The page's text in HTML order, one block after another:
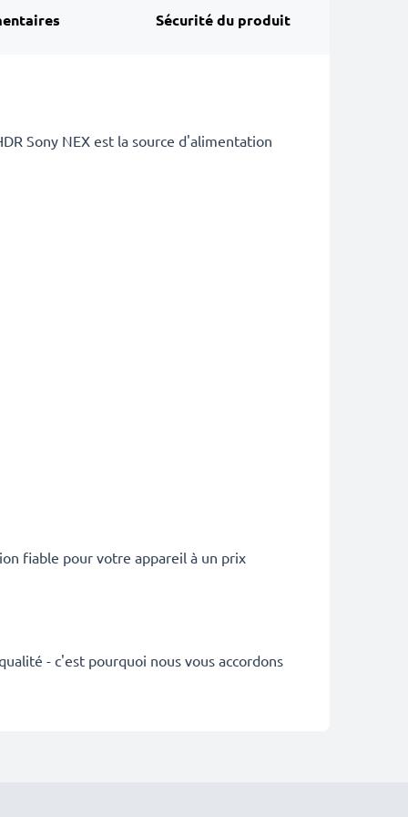
Sécurité du produit
Sony NEX est la source d'alimentation
fiable pour votre appareil à un prix
- c'est pourquoi nous vous accordons